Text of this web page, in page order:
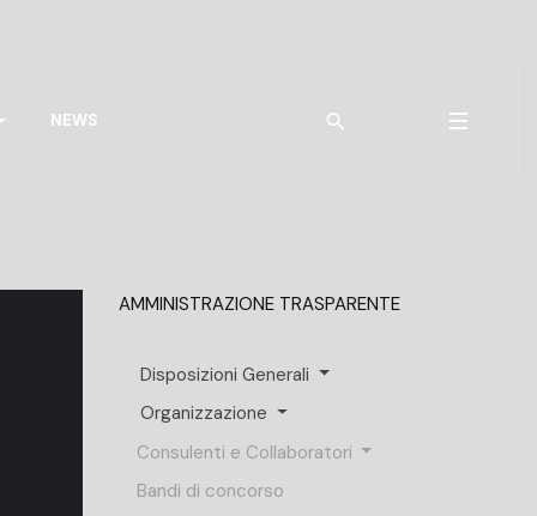
NEWS
AMMINISTRAZIONE TRASPARENTE
Disposizioni Generali
Organizzazione
Consulenti e Collaboratori
Bandi di concorso